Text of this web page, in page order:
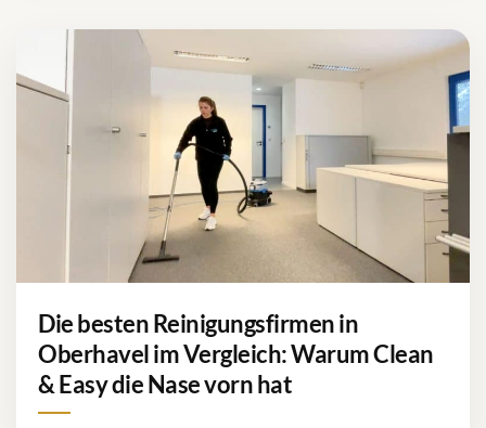
Die besten Reinigungsfirmen in
Oberhavel im Vergleich: Warum Clean
& Easy die Nase vorn hat